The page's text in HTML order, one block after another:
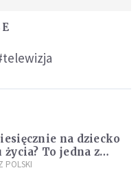
na dziecko
życia? To jedna z
programu "Rozwój
POLSKI